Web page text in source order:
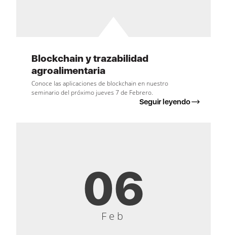
Blockchain y trazabilidad
agroalimentaria
Conoce las aplicaciones de blockchain en nuestro
seminario del próximo jueves 7 de Febrero.
Seguir leyendo
06
Feb